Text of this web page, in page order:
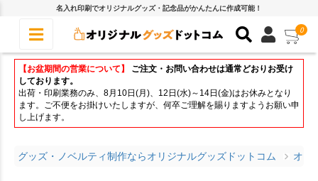
名入れ印刷でオリジナルグッズ・記念品がかんたんに作成可能！
0
【お盆期間の営業について】
ご注文・お問い合わせは通常どおりお受け
しております。
出荷・印刷業務のみ、8月10日(月)、12日(水)～14日(金)はお休みとなり
ます。ご不便をお掛けいたしますが、何卒ご理解を賜りますようお願い申
し上げます。
グッズ・ノベルティ制作ならオリジナルグッズドットコム オリ